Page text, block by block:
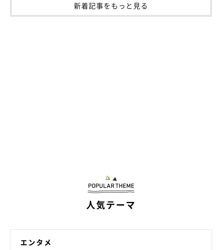
新着記事をもっと見る
人気テーマ
エンタメ